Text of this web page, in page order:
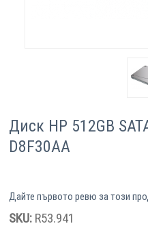
Смартфони
Диск HP 512GB
D8F30AA
Дайте първото ревю за този
SKU: R53.941